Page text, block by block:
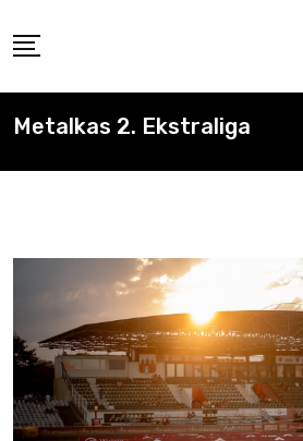
to
Metalkas 2. Ekstraliga